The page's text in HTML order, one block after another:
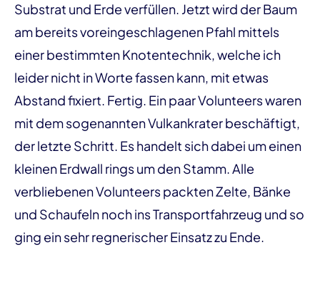
Substrat und Erde verfüllen. Jetzt wird der Baum
am bereits voreingeschlagenen Pfahl mittels
einer bestimmten Knotentechnik, welche ich
leider nicht in Worte fassen kann, mit etwas
Abstand fixiert. Fertig. Ein paar Volunteers waren
mit dem sogenannten Vulkankrater beschäftigt,
der letzte Schritt. Es handelt sich dabei um einen
kleinen Erdwall rings um den Stamm. Alle
verbliebenen Volunteers packten Zelte, Bänke
und Schaufeln noch ins Transportfahrzeug und so
ging ein sehr regnerischer Einsatz zu Ende.